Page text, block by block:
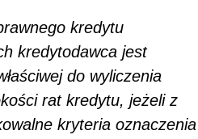
kredytu
kredytodawca jest
do wyliczenia
rat kredytu, jeżeli z
kryteria oznaczenia